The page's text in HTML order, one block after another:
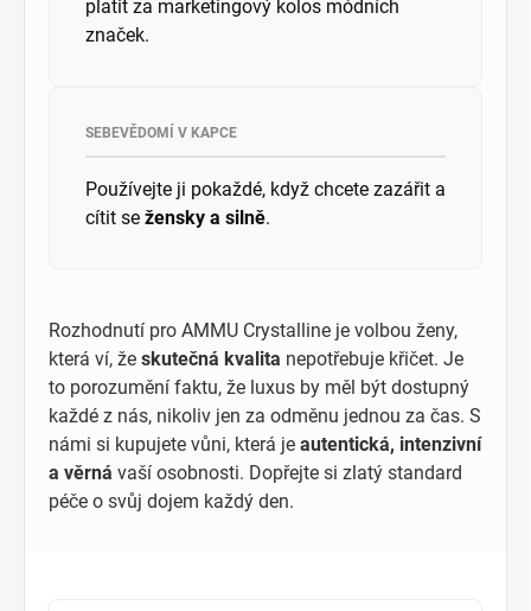
platit za marketingový kolos módních
značek.
SEBEVĚDOMÍ V KAPCE
Používejte ji pokaždé, když chcete zazářit a
cítit se žensky a silně.
Rozhodnutí pro AMMU Crystalline je volbou ženy,
která ví, že skutečná kvalita nepotřebuje křičet. Je
to porozumění faktu, že luxus by měl být dostupný
každé z nás, nikoliv jen za odměnu jednou za čas. S
námi si kupujete vůni, která je autentická, intenzivní
a věrná vaší osobnosti. Dopřejte si zlatý standard
péče o svůj dojem každý den.